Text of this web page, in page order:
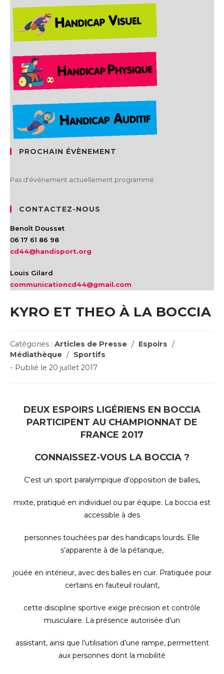
PROCHAIN ÉVÈNEMENT
Pas d'événement actuellement programmé.
CONTACTEZ-NOUS
Benoît Dousset
06 17 61 86 98
cd44@handisport.org
Louis Gilard
communicationcd44@gmail.com
KYRO ET THEO À LA BOCCIA
Post
Category:
Catégories : Articles de Presse / Espoirs /
Médiathèque / Sportifs
Post
- Publié le 20 juillet 2017
DEUX ESPOIRS LIGÉRIENS EN BOCCIA
PARTICIPENT AU CHAMPIONNAT DE
FRANCE 2017
CONNAISSEZ-VOUS LA BOCCIA ?
C‘est un sport paralympique d’opposition de balles,
mixte, pratiqué en individuel ou par équipe. La boccia est
accessible à des
personnes touchées par des handicaps lourds. Elle
s’apparente à de la pétanque,
jouée en intérieur, avec des balles en cuir. Pratiquée pour
certains en fauteuil roulant,
cette discipline sportive exige précision et contrôle
musculaire. La présence autorisée d’un
assistant, ainsi que l’utilisation d’une rampe, permettent
aux personnes dont la mobilité